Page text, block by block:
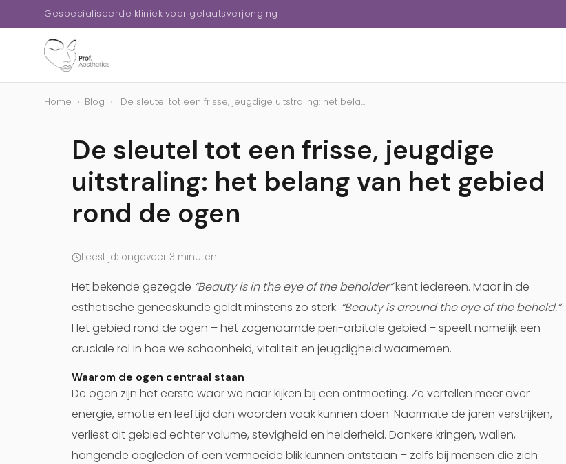
Gespecialiseerde kliniek voor gelaatsverjonging
Home › Blog › De sleutel tot een frisse, jeugdige uitstraling: het bela...
De sleutel tot een frisse, jeugdige
uitstraling: het belang van het gebied
rond de ogen
Leestijd: ongeveer 3 minuten
Het bekende gezegde “Beauty is in the eye of the beholder”kent iedereen. Maar in de
esthetische geneeskunde geldt minstens zo sterk: “Beauty is around the eye of the beheld.”
Het gebied rond de ogen – het zogenaamde peri-orbitale gebied – speelt namelijk een
cruciale rol in hoe we schoonheid, vitaliteit en jeugdigheid waarnemen.
Waarom de ogen centraal staan
De ogen zijn het eerste waar we naar kijken bij een ontmoeting. Ze vertellen meer over
energie, emotie en leeftijd dan woorden vaak kunnen doen. Naarmate de jaren verstrijken,
verliest dit gebied echter volume, stevigheid en helderheid. Donkere kringen, wallen,
hangende oogleden of een vermoeide blik kunnen ontstaan – zelfs bij mensen die zich